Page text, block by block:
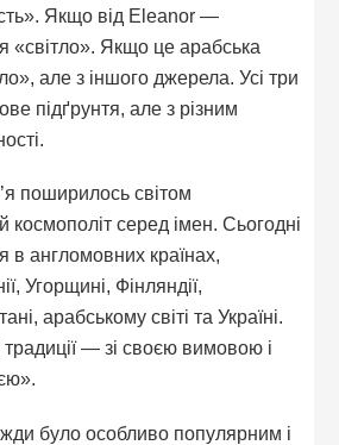
Якщо від Eleanor —
«світло». Якщо це арабська
але з іншого джерела. Усі три
підґрунтя, але з різним
поширилось світом
серед імен. Сьогодні
в англомовних країнах,
Угорщині, Фінляндії,
арабському світі та Україні.
— зі своєю вимовою і
було особливо популярним і